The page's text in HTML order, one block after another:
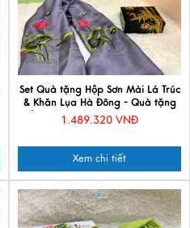
Set Quà tặng Hộp Sơn Mài Lá Trúc
& Khăn Lụa Hà Đông - Quà tặng
Đối tác/ Khách du lịch - Quà tặng
1.489.320 VNĐ
Xem chi tiết